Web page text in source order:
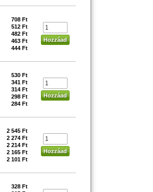
708 Ft
512 Ft
482 Ft
463 Ft
444 Ft
530 Ft
341 Ft
314 Ft
298 Ft
284 Ft
2 545 Ft
2 274 Ft
2 214 Ft
2 165 Ft
2 101 Ft
328 Ft